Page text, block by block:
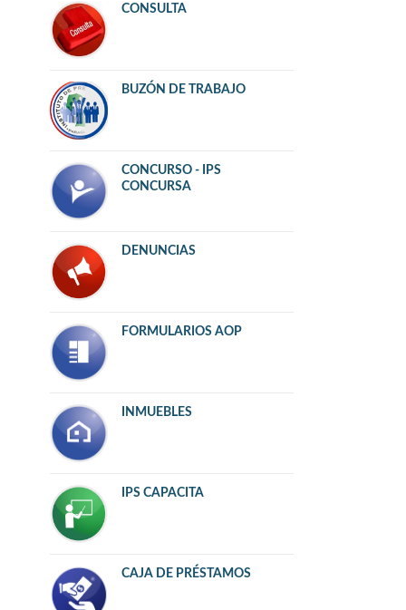
CONSULTA
BUZÓN DE TRABAJO
CONCURSO - IPS
CONCURSA
DENUNCIAS
FORMULARIOS AOP
INMUEBLES
IPS CAPACITA
CAJA DE PRÉSTAMOS